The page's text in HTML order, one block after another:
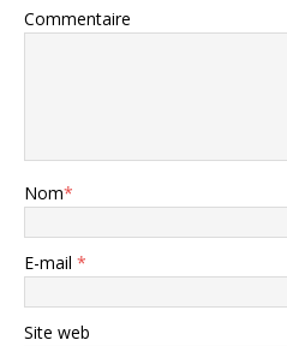
Commentaire
Nom*
E-mail *
Site web